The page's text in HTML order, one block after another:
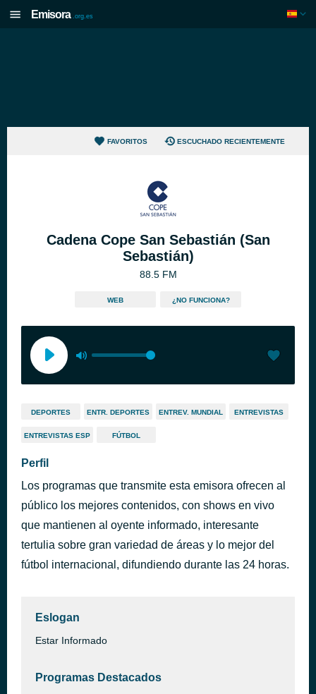
Emisora .org.es
FAVORITOS ESCUCHADO RECIENTEMENTE
Cadena Cope San Sebastián (San
Sebastián)
88.5 FM
WEB ¿NO FUNCIONA?
DEPORTES ENTR. DEPORTES ENTREV. MUNDIAL ENTREVISTAS
ENTREVISTAS ESP FÚTBOL
Perfil
Los programas que transmite esta emisora ofrecen al
público los mejores contenidos, con shows en vivo
que mantienen al oyente informado, interesante
tertulia sobre gran variedad de áreas y lo mejor del
fútbol internacional, difundiendo durante las 24 horas.
Eslogan
Estar Informado
Programas Destacados